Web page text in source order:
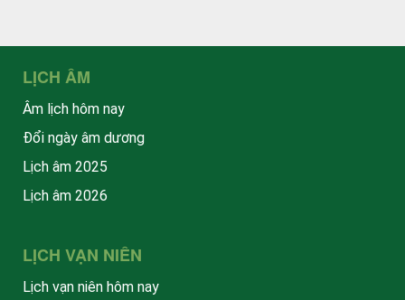
LỊCH ÂM
Âm lịch hôm nay
Đổi ngày âm dương
Lịch âm 2025
Lịch âm 2026
LỊCH VẠN NIÊN
Lịch vạn niên hôm nay